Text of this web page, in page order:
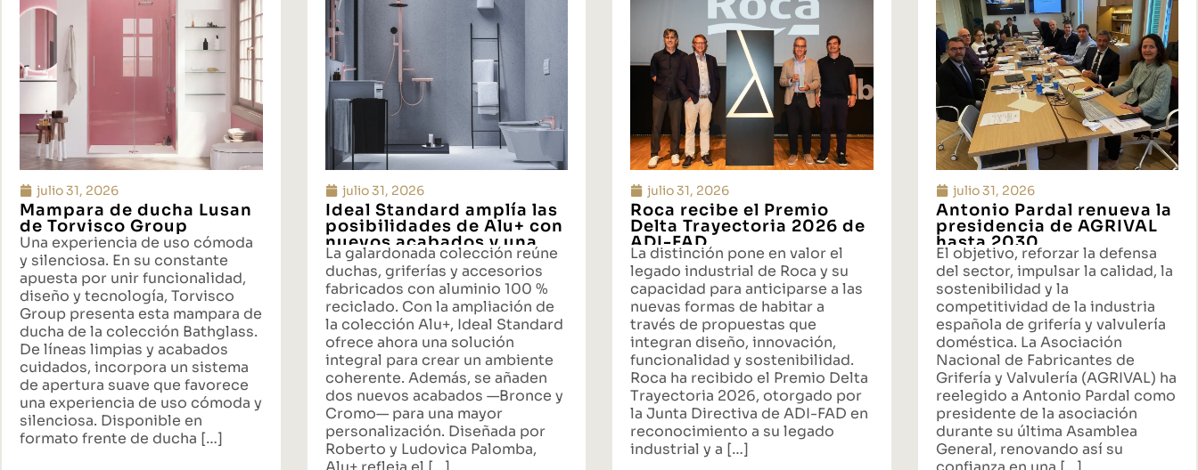
julio 31, 2026
Mampara de ducha Lusan
de Torvisco Group
Una experiencia de uso cómoda
y silenciosa. En su constante
apuesta por unir funcionalidad,
diseño y tecnología, Torvisco
Group presenta esta mampara de
ducha de la colección Bathglass.
De líneas limpias y acabados
cuidados, incorpora un sistema
de apertura suave que favorece
una experiencia de uso cómoda y
silenciosa. Disponible en
formato frente de ducha […]
julio 31, 2026
Ideal Standard amplía las
posibilidades de Alu+ con
nuevos acabados y una
propuesta integral de
baño
La galardonada colección reúne
duchas, griferías y accesorios
fabricados con aluminio 100 %
reciclado. Con la ampliación de
la colección Alu+, Ideal Standard
ofrece ahora una solución
integral para crear un ambiente
coherente. Además, se añaden
dos nuevos acabados —Bronce y
Cromo— para una mayor
personalización. Diseñada por
Roberto y Ludovica Palomba,
julio 31, 2026
Roca recibe el Premio
Delta Trayectoria 2026 de
ADI-FAD
La distinción pone en valor el
legado industrial de Roca y su
capacidad para anticiparse a las
nuevas formas de habitar a
través de propuestas que
integran diseño, innovación,
funcionalidad y sostenibilidad.
Roca ha recibido el Premio Delta
Trayectoria 2026, otorgado por
la Junta Directiva de ADI-FAD en
reconocimiento a su legado
industrial y a […]
julio 31, 2026
Antonio Pardal renueva la
presidencia de AGRIVAL
hasta 2030
El objetivo, reforzar la defensa
del sector, impulsar la calidad, la
sostenibilidad y la
competitividad de la industria
española de grifería y valvulería
doméstica. La Asociación
Nacional de Fabricantes de
Grifería y Valvulería (AGRIVAL) ha
reelegido a Antonio Pardal como
presidente de la asociación
durante su última Asamblea
General, renovando así su